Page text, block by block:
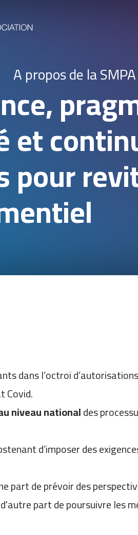
A propos de la SMPA
et
pour
dans l’octroi
Covid.
niveau nationaldes
d’imposer des
part de prévoir des
part de poursuivre les